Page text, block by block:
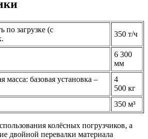
по загрузке (с
350 т/ч
6 300
мм
масса: базовая установка –
4
500 кг
350 м³
колёсных погрузчиков, а
двойной перевалки материала